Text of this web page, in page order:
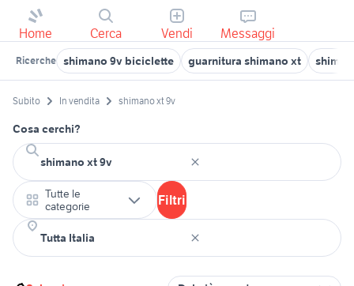
Home Cerca Vendi Messaggi
Ricerche shimano 9v biciclette guarnitura shimano xt
Subito In vendita shimano xt 9v
Cosa cerchi?
Tutte le
categorie
Filtri